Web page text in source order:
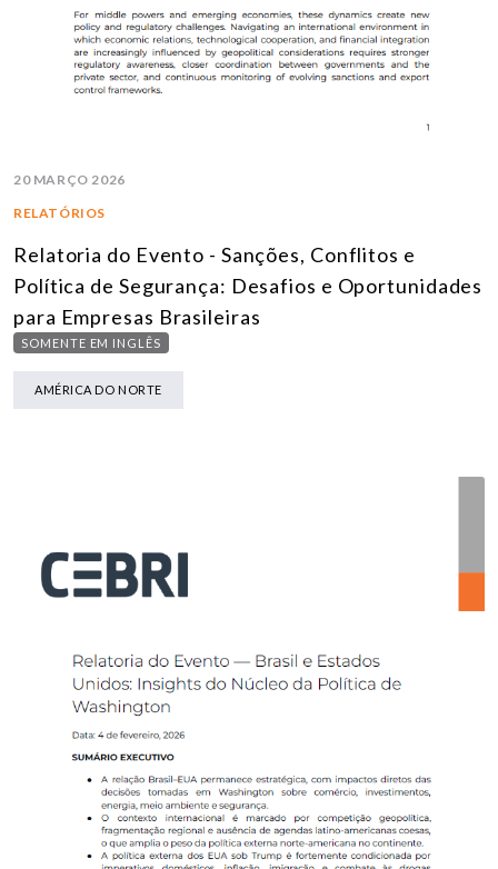
20 MARÇO 2026
RELATÓRIOS
Relatoria do Evento - Sanções, Conflitos e
Política de Segurança: Desafios e Oportunidades
para Empresas Brasileiras
SOMENTE EM INGLÊS
AMÉRICA DO NORTE